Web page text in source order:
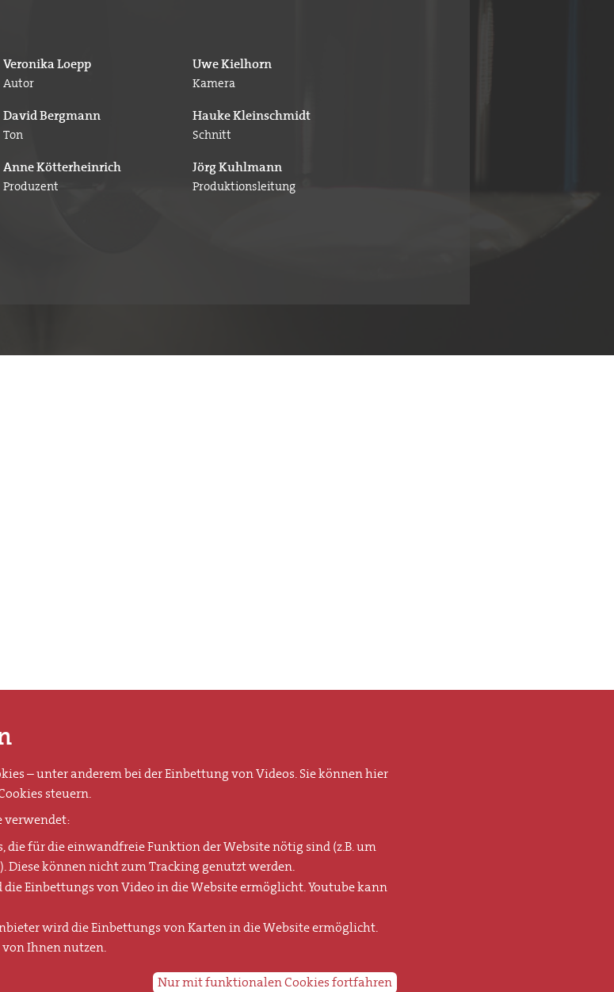
Veronika Loepp
Autor
Uwe Kielhorn
Kamera
David Bergmann
Ton
Hauke Kleinschmidt
Schnitt
Anne Kötterheinrich
Produzent
Jörg Kuhlmann
Produktionsleitung
– unter anderem bei der Einbettung von Videos. Sie können hier
steuern.
verwendet:
die für die einwandfreie Funktion der Website nötig sind (z.B. um
können nicht zum Tracking genutzt werden.
Einbettungs von Video in die Website ermöglicht. Youtube kann
wird die Einbettungs von Karten in die Website ermöglicht.
Ihnen nutzen.
Nur mit funktionalen Cookies fortfahren